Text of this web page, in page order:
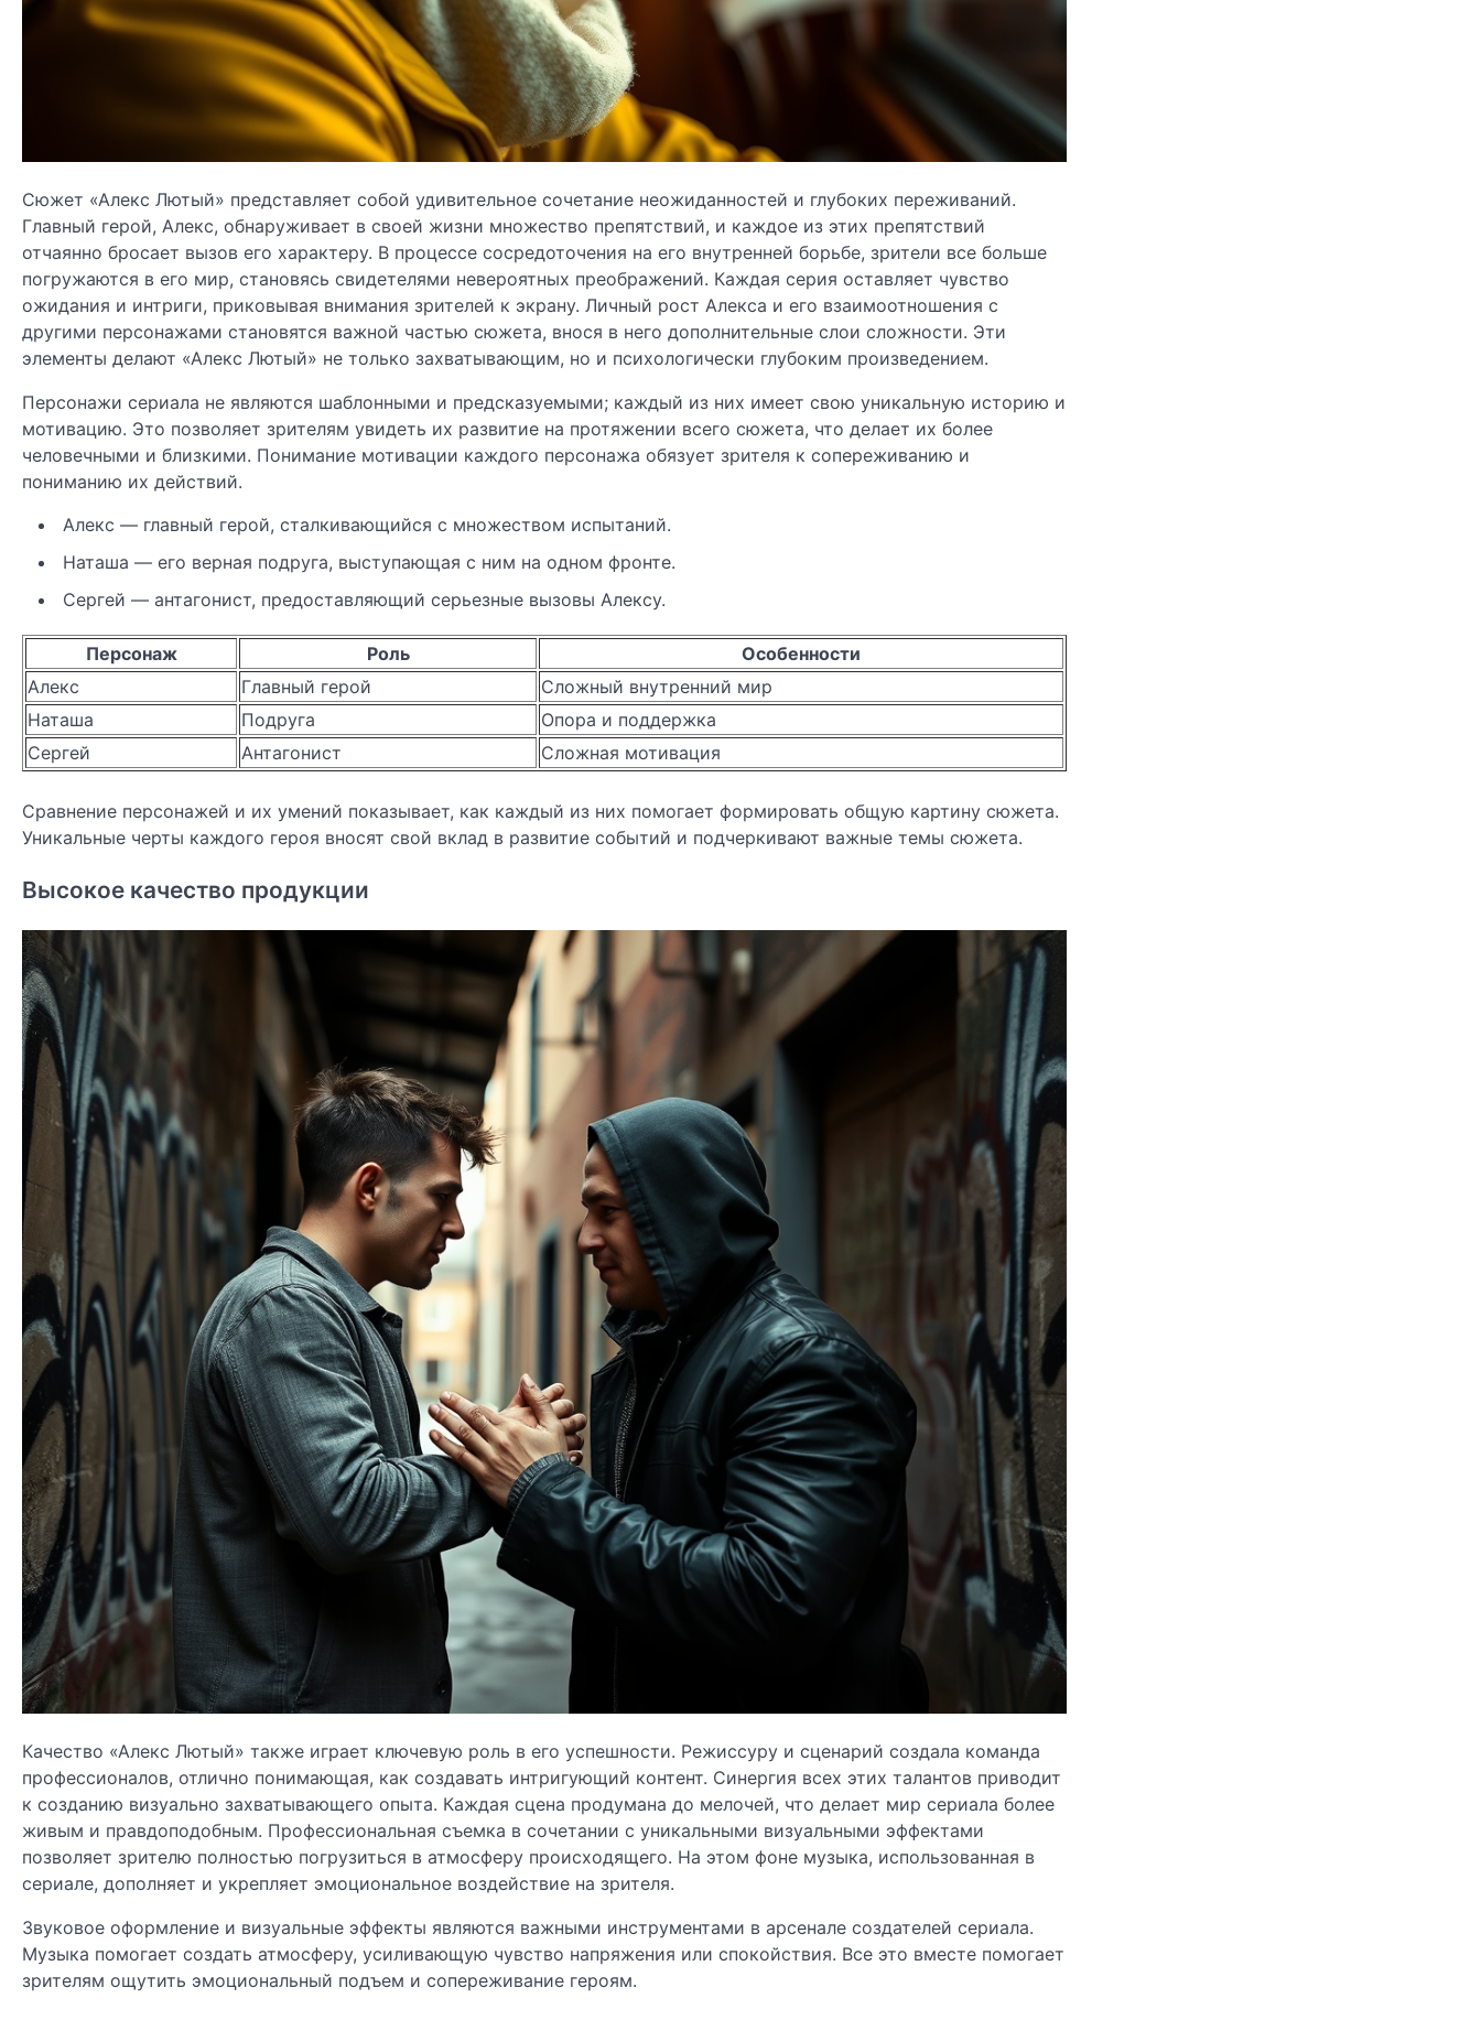
Сюжет «Алекс Лютый» представляет собой удивительное сочетание неожиданностей и глубоких переживаний.
Главный герой, Алекс, обнаруживает в своей жизни множество препятствий, и каждое из этих препятствий
отчаянно бросает вызов его характеру. В процессе сосредоточения на его внутренней борьбе, зрители все больше
погружаются в его мир, становясь свидетелями невероятных преображений. Каждая серия оставляет чувство
ожидания и интриги, приковывая внимания зрителей к экрану. Личный рост Алекса и его взаимоотношения с
другими персонажами становятся важной частью сюжета, внося в него дополнительные слои сложности. Эти
элементы делают «Алекс Лютый» не только захватывающим, но и психологически глубоким произведением.
Персонажи сериала не являются шаблонными и предсказуемыми; каждый из них имеет свою уникальную историю и
мотивацию. Это позволяет зрителям увидеть их развитие на протяжении всего сюжета, что делает их более
человечными и близкими. Понимание мотивации каждого персонажа обязует зрителя к сопереживанию и
пониманию их действий.
Алекс — главный герой, сталкивающийся с множеством испытаний.
Наташа — его верная подруга, выступающая с ним на одном фронте.
Сергей — антагонист, предоставляющий серьезные вызовы Алексу.
Персонаж Роль
Особенности
Алекс
Главный герой
Сложный внутренний мир
Наташа
Подруга
Опора и поддержка
Сергей
Антагонист Сложная мотивация
Сравнение персонажей и их умений показывает, как каждый из них помогает формировать общую картину сюжета.
Уникальные черты каждого героя вносят свой вклад в развитие событий и подчеркивают важные темы сюжета.
Высокое качество продукции
Качество «Алекс Лютый» также играет ключевую роль в его успешности. Режиссуру и сценарий создала команда
профессионалов, отлично понимающая, как создавать интригующий контент. Синергия всех этих талантов приводит
к созданию визуально захватывающего опыта. Каждая сцена продумана до мелочей, что делает мир сериала более
живым и правдоподобным. Профессиональная съемка в сочетании с уникальными визуальными эффектами
позволяет зрителю полностью погрузиться в атмосферу происходящего. На этом фоне музыка, использованная в
сериале, дополняет и укрепляет эмоциональное воздействие на зрителя.
Звуковое оформление и визуальные эффекты являются важными инструментами в арсенале создателей сериала.
Музыка помогает создать атмосферу, усиливающую чувство напряжения или спокойствия. Все это вместе помогает
зрителям ощутить эмоциональный подъем и сопереживание героям.